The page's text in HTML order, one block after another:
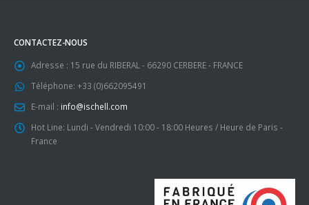
CONTACTEZ-NOUS
Adresse : 15 rue du RIBERAL - 66290 CERBERE - FRANCE
Téléphone: +33 (0)662095491
E-mail : info@ischell.com
Hot Line: Lundi - Vendredi 10:00 - 18:00 Heures / Heure de Paris -
France